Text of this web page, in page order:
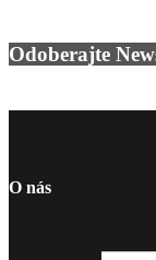
Odoberajte
O nás